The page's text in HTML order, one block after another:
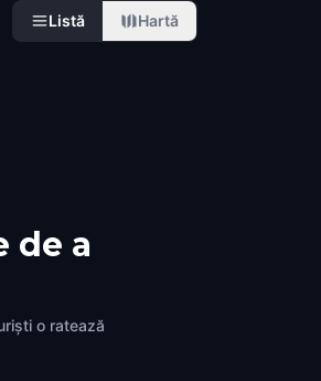
Listă Hartă
de a
o ratează